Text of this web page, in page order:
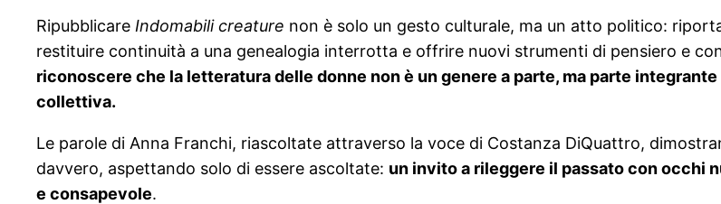
Ripubblicare Indomabili creature non è solo un gesto culturale, ma un atto politico:
restituire continuità a una genealogia interrotta e offrire nuovi strumenti di pensiero e
riconoscere che la letteratura delle donne non è un genere a parte, ma parte
collettiva.
Le parole di Anna Franchi, riascoltate attraverso la voce di Costanza DiQuattro,
davvero, aspettando solo di essere ascoltate: un invito a rileggere il passato con occhi
e consapevole.